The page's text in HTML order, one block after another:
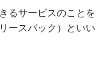
るサービスのことを
ースバック）といい